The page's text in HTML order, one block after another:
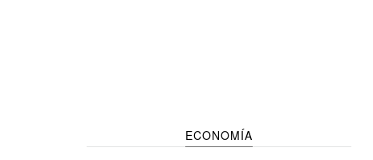
ECONOMÍA